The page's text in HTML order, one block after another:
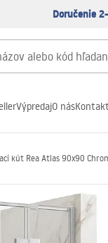
Doručenie
VýpredajO násKontakt
kút Rea Atlas 90x90